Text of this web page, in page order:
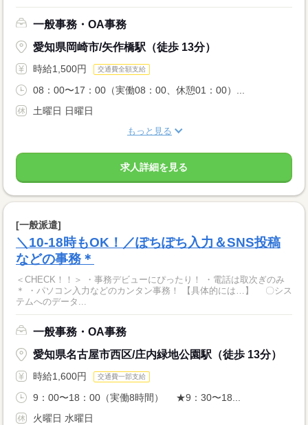
一般事務・OA事務
愛知県岡崎市/矢作橋駅（徒歩 13分）
時給1,500円 交通費全額支給
08：00〜17：00（実働08：00、休憩01：00）...
土曜日 日曜日
もっと見る
求人詳細を見る
[一般派遣]
＼10-18時もOK！／ぽちぽち入力＆SNS投稿
などの事務＊
＜CHECK！！＞ ・事務デビューにぴったり！ ・電話は取次ぎのみ
＊ ・パソコン入力などのカンタン事務！ 【具体的には…】 〇シス
テムへのデータ...
一般事務・OA事務
愛知県名古屋市西区/庄内緑地公園駅（徒歩 13分）
時給1,600円 交通費一部支給
9：00〜18：00（実働8時間） ★9：30〜18...
火曜日 水曜日